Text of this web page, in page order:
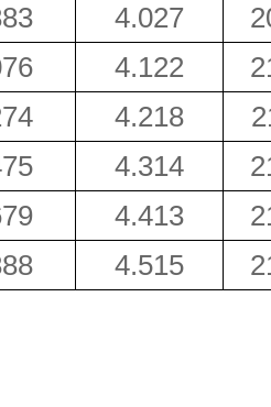
4.027
4.122
4.218
4.314
4.413
4.515